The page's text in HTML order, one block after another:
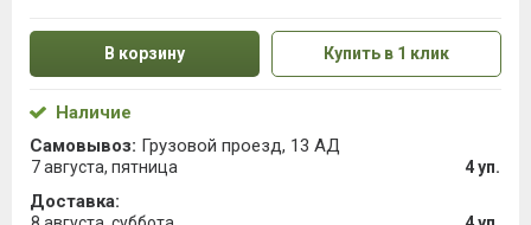
В корзину Купить в 1 клик
Наличие
Самовывоз: Грузовой проезд, 13 АД
7 августа, пятница 4 уп.
Доставка: